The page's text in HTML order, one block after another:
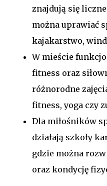
znajdują się
można uprawiać
kajakarstwo,
W mieście
fitness oraz
różnorodne
fitness, yoga czy
Dla miłośników
działają szkoły
gdzie można
oraz kondycję